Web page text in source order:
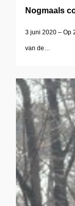
Nogmaals
3 juni 2020 – Op
van de…